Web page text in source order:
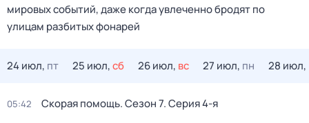
мировых событий, даже когда увлеченно бродят по
улицам разбитых фонарей
24 июл, пт 25 июл,сб 26 июл, вс 27 июл, пн 28 июл,
05:42 Скорая помощь. Сезон 7. Серия 4-я